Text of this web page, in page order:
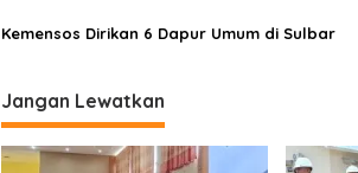
Kemensos Dirikan 6 Dapur Umum di Sulbar
Jangan Lewatkan